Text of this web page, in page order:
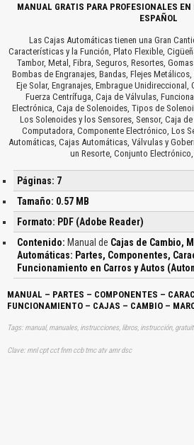
MANUAL GRATIS PARA PROFESIONALES
ESPAÑOL
Las Cajas Automáticas tienen una Gran
Características y la Función, Plato Flexible,
Tambor, Metal, Fibra, Seguros, Resortes,
Bombas de Engranajes, Bandas, Flejes
Eje Solar, Engranajes, Embrague Unidireccional,
Fuerza Centrífuga, Caja de Válvulas,
Electrónica, Caja de Solenoides, Tipos de
Los Solenoides y los Sensores, Sensor, Caja
Computadora, Componente Electrónico, Los
Automáticas, Cajas Automáticas, Válvulas y
un Resorte, Conjunto Electrónico,
Páginas: 7
Tamaño: 0.57 MB
Formato: PDF (Adobe Reader)
Contenido: Manual de Cajas de Cambio,
Automáticas: Partes, Componentes,
Funcionamiento en Carros y Autos
MANUAL – PARTES – COMPONENTES –
FUNCIONAMIENTO – CAJAS – CAMBIO –
Clave: mnl cpt cct fnm ccb tmc atv amr dsc